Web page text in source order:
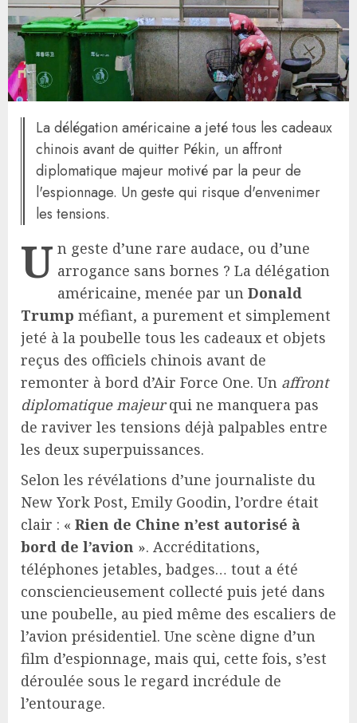
La délégation américaine a jeté tous les cadeaux
chinois avant de quitter Pékin, un affront
diplomatique majeur motivé par la peur de
l'espionnage. Un geste qui risque d'envenimer
les tensions.
U n geste d’une rare audace, ou d’une
arrogance sans bornes ? La délégation
américaine, menée par unDonald
Trump méfiant, a purement et simplement
jeté à la poubelle tous les cadeaux et objets
reçus des officiels chinois avant de
remonter à bord d’Air Force One. Un affront
diplomatique majeurqui ne manquera pas
de raviver les tensions déjà palpables entre
les deux superpuissances.
Selon les révélations d’une journaliste du
New York Post, Emily Goodin, l’ordre était
clair : « Rien de Chine n’est autorisé à
bord de l’avion ». Accréditations,
téléphones jetables, badges… tout a été
consciencieusement collecté puis jeté dans
une poubelle, au pied même des escaliers de
l’avion présidentiel. Une scène digne d’un
film d’espionnage, mais qui, cette fois, s’est
déroulée sous le regard incrédule de
l’entourage.